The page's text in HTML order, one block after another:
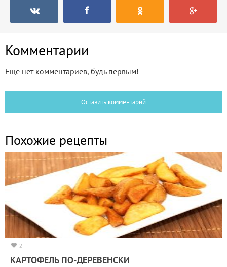
Комментарии
Еще нет комментариев, будь первым!
Оставить комментарий
Похожие рецепты
2
КАРТОФЕЛЬ ПО-ДЕРЕВЕНСКИ